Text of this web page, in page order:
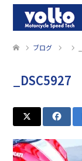
ブログ
_DSC5927